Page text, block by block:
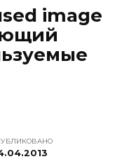
image